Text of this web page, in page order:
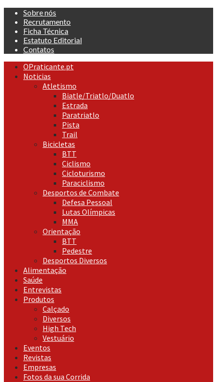
Skip
content
Sobre nós
Recrutamento
Ficha Técnica
Estatuto Editorial
Contatos
Primary
Menu
OPraticante.pt
Noticias
Atletismo
Biatle/Triatlo/Duatlo
Estrada
Paratriatlo
Pista
Trail
Bicicletas
BTT
Ciclismo
Cicloturismo
Paraciclismo
Desportos de Combate
Defesa Pessoal
Lutas Olímpicas
MMA
Orientação
BTT
Pedestre
Desportos Diversos
Alimentação
Saúde
Entrevistas
Produtos
Calçado
Diversos
High Tech
Vestuário
Eventos
Revistas
Empresas
Fotos da sua Corrida